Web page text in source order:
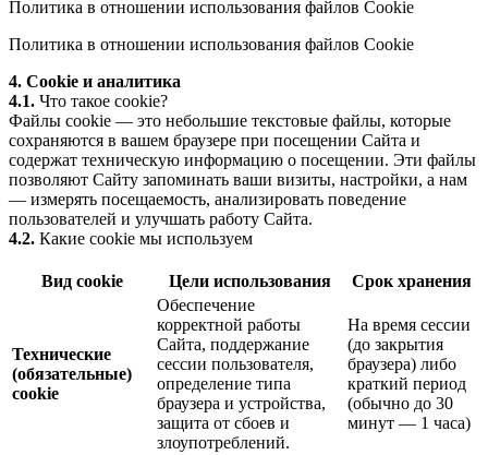
Политика в отношении использования файлов Cookie
Политика в отношении использования файлов Cookie
4. Cookie и аналитика
4.1. Что такое cookie?
Файлы cookie — это небольшие текстовые файлы, которые
сохраняются в вашем браузере при посещении Сайта и
содержат техническую информацию о посещении. Эти файлы
позволяют Сайту запоминать ваши визиты, настройки, а нам
— измерять посещаемость, анализировать поведение
пользователей и улучшать работу Сайта.
4.2. Какие cookie мы используем
Вид cookie Цели использования Срок хранения
Технические
(обязательные)
cookie
Обеспечение
корректной работы
Сайта, поддержание
сессии пользователя,
определение типа
браузера и устройства,
защита от сбоев и
злоупотреблений.
На время сессии
(до закрытия
браузера) либо
краткий период
(обычно до 30
минут — 1 часа)